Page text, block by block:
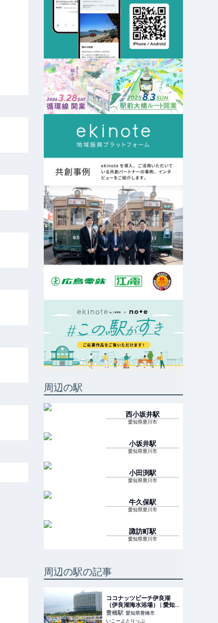
周辺の駅
西小坂井駅
愛知県豊川市
小坂井駅
愛知県豊川市
小田渕駅
愛知県豊川市
牛久保駅
愛知県豊川市
諏訪町駅
愛知県豊川市
周辺の駅の記事
ココナッツビーチ伊良湖
（伊良湖海水浴場） | 愛知
県最大級の海上アスレチッ
クが伊良湖に登場！ 透明度
豊橋駅 愛知県豊橋市
いこーよとりっぷ